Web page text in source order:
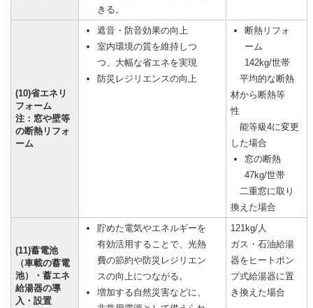
きる。
(10)省エネリ
フォーム
注：窓や壁等
の断熱リフォ
ーム
遮音・防音効果の向上
室内環境の質を維持しつ
つ、大幅な省エネを実現
防災レジリエンスの向上
断熱リフォ
ーム
142kg/世帯
平均的な断熱
材から断熱等
性
能等級4に変更
した場合
窓の断熱
47kg/世帯
二重窓に取り
換えた場合
(11)蓄電池
（車載の蓄電
池）・蓄エネ
給湯器の導
入・設置
貯めた電気やエネルギーを
有効活用することで、光熱
費の節約や防災レジリエン
スの向上につながる。
増加する自然災害などに、
121kg/人
ガス・石油給湯
器をヒートポン
プ式給湯器に置
き換えた場合